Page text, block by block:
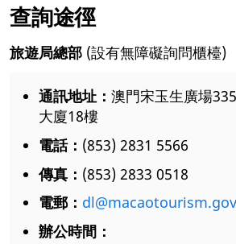
查詢途徑
旅遊局總部 (設有無障礙詢問櫃檯)
通訊地址： 澳門宋玉生廣場
大廈18樓
電話： (853) 2831 5566
傳真： (853) 2833 0518
電郵：
辦公時間：